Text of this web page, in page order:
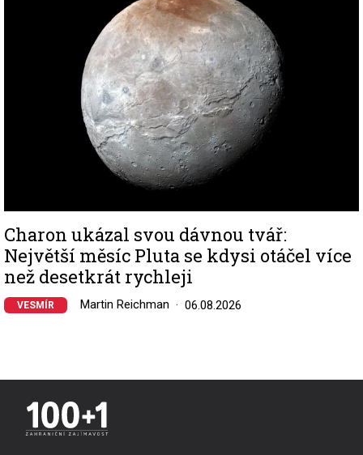
Charon ukázal svou dávnou tvář:
Největší měsíc Pluta se kdysi otáčel více
než desetkrát rychleji
VESMÍR Martin Reichman 06.08.2026